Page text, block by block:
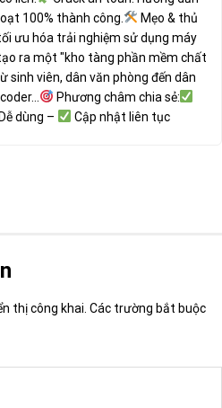
100% thành công.
Mẹo & thủ
ưu hóa trải nghiệm sử dụng máy
ra một "kho tàng phần mềm chất
sinh viên, dân văn phòng đến dân
Phương châm chia sẻ:
Dễ dùng – Cập nhật liên tục
thị công khai. Các trường bắt buộc